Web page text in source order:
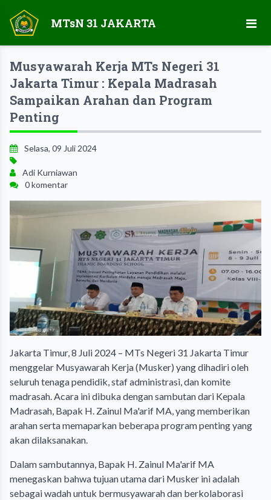
MTsN 31 JAKARTA
Musyawarah Kerja MTs Negeri 31
Jakarta Timur : Kepala Madrasah
Sampaikan Arahan dan Program
Penting
Selasa, 09 Juli 2024
Adi Kurniawan
0 komentar
Jakarta Timur, 8 Juli 2024 – MTs Negeri 31 Jakarta Timur
menggelar Musyawarah Kerja (Musker) yang dihadiri oleh
seluruh tenaga pendidik, staf administrasi, dan komite
madrasah. Acara ini dibuka dengan sambutan dari Kepala
Madrasah, Bapak H. Zainul Ma'arif MA, yang memberikan
arahan serta memaparkan beberapa program penting yang
akan dilaksanakan.
Dalam sambutannya, Bapak H. Zainul Ma'arif MA
menegaskan bahwa tujuan utama dari Musker ini adalah
sebagai wadah untuk bermusyawarah dan berkolaborasi